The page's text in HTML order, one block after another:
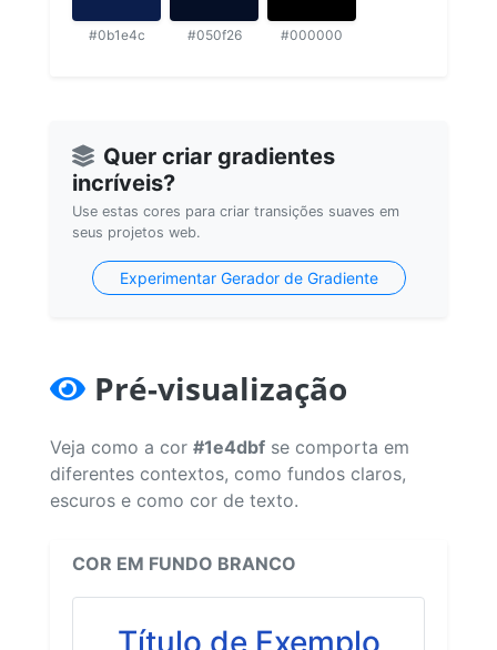
#0b1e4c #050f26 #000000
Quer criar gradientes
incríveis?
Use estas cores para criar transições suaves em
seus projetos web.
Experimentar Gerador de Gradiente
Pré-visualização
Veja como a cor #1e4dbf se comporta em
diferentes contextos, como fundos claros,
escuros e como cor de texto.
COR EM FUNDO BRANCO
Título de Exemplo